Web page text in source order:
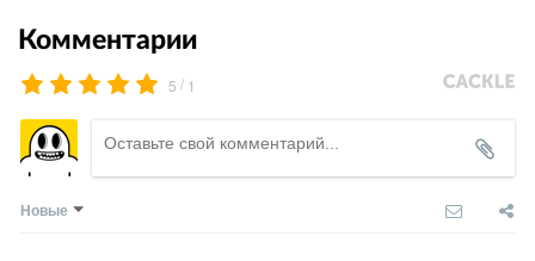
Комментарии
5 / 1
Новые